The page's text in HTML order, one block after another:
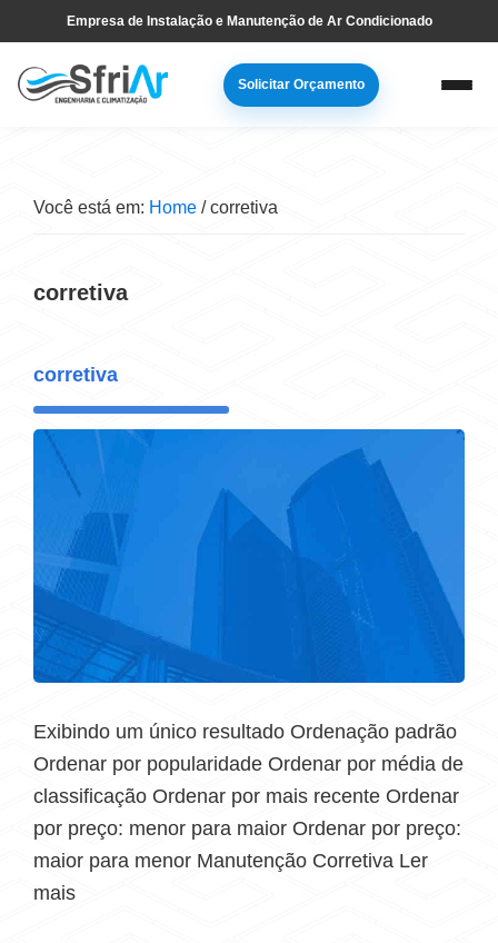
para
navegação
to
main
Empresa de Instalação e Manutenção de Ar Condicionado
Solicitar Orçamento
Você está em: Home /corretiva
corretiva
corretiva
Exibindo um único resultado Ordenação padrão
Ordenar por popularidade Ordenar por média de
classificação Ordenar por mais recente Ordenar
por preço: menor para maior Ordenar por preço:
maior para menor Manutenção Corretiva Ler
mais